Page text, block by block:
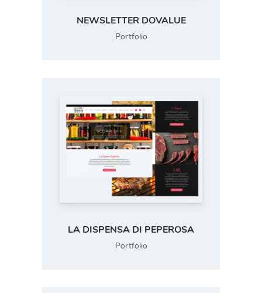
NEWSLETTER DOVALUE
Portfolio
LA DISPENSA DI PEPEROSA
Portfolio